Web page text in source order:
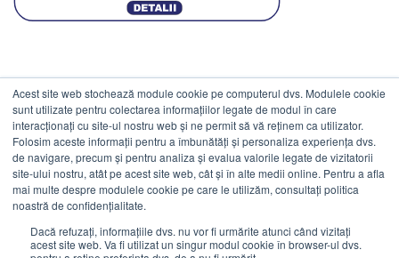
Acest site web stochează module cookie pe computerul dvs. Modulele cookie
sunt utilizate pentru colectarea informațiilor legate de modul în care
interacționați cu site-ul nostru web și ne permit să vă reținem ca utilizator.
Folosim aceste informații pentru a îmbunătăți și personaliza experiența dvs.
de navigare, precum și pentru analiza și evalua valorile legate de vizitatorii
site-ului nostru, atât pe acest site web, cât și în alte medii online. Pentru a afla
mai multe despre modulele cookie pe care le utilizăm, consultați politica
noastră de confidențialitate.
Dacă refuzați, informațiile dvs. nu vor fi urmărite atunci când vizitați
acest site web. Va fi utilizat un singur modul cookie în browser-ul dvs.
DATE COMERCIALE
ESTICO S.R.L.
CIF: RO1094402.
Reg.Com: J08/469/1991.